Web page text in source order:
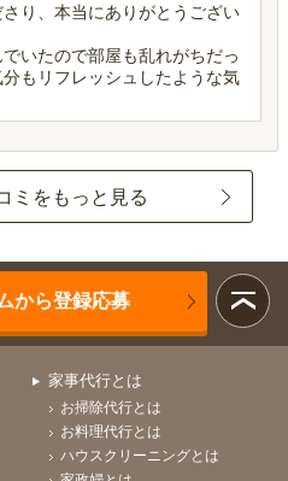
り、本当にありがとうござい
いたので部屋も乱れがちだっ
もリフレッシュしたような気
ミをもっと見る
から登録応募
家事代行とは
お掃除代行とは
お料理代行とは
ハウスクリーニングとは